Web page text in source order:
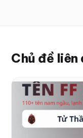
Chủ đề liên